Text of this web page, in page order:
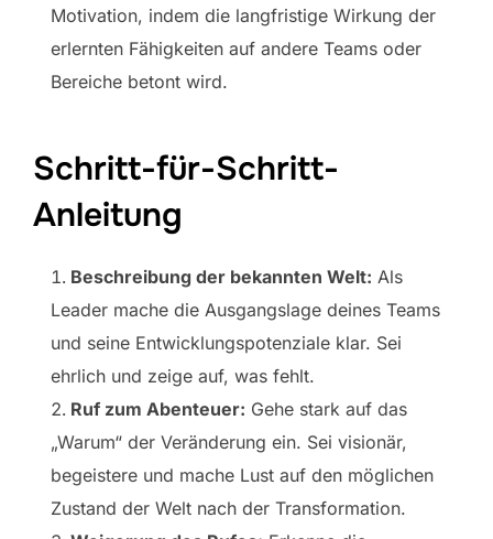
Motivation, indem die langfristige Wirkung der
erlernten Fähigkeiten auf andere Teams oder
Bereiche betont wird.
Schritt-für-Schritt-
Anleitung
Beschreibung der bekannten Welt: Als
Leader mache die Ausgangslage deines Teams
und seine Entwicklungspotenziale klar. Sei
ehrlich und zeige auf, was fehlt.
Ruf zum Abenteuer: Gehe stark auf das
„Warum“ der Veränderung ein. Sei visionär,
begeistere und mache Lust auf den möglichen
Zustand der Welt nach der Transformation.